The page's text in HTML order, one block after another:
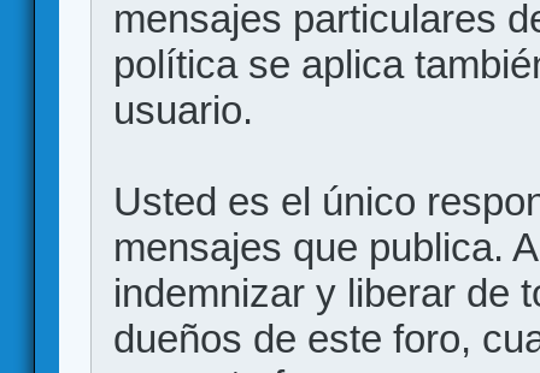
mensajes particulares
política se aplica
usuario.
Usted es el único
mensajes que publica.
indemnizar y liberar de
dueños de este foro,